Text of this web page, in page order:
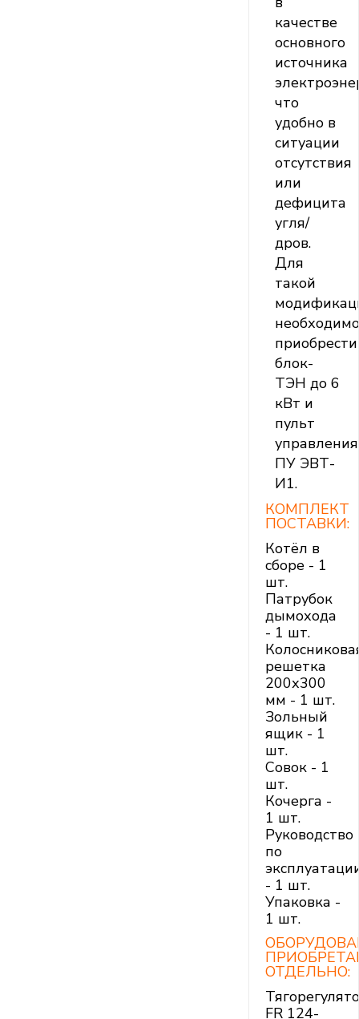
качестве
основного
источника
что
удобно в
ситуации
отсутствия
или
дефицита
угля/
дров.
Для
такой
необходимо
приобрести
блок-
ТЭН до 6
кВт и
пульт
управления
ПУ ЭВТ-
И1.
КОМПЛЕКТ
ПОСТАВКИ:
Котёл в
сборе - 1
шт.
Патрубок
дымохода
- 1 шт.
решетка
200х300
мм - 1 шт.
Зольный
ящик - 1
шт.
Совок - 1
шт.
Кочерга -
1 шт.
Руководство
по
- 1 шт.
Упаковка -
1 шт.
ОТДЕЛЬНО:
FR 124-